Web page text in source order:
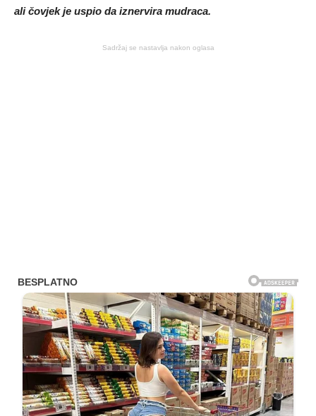
ali čovjek je uspio da iznervira mudraca.
Sadržaj se nastavlja nakon oglasa